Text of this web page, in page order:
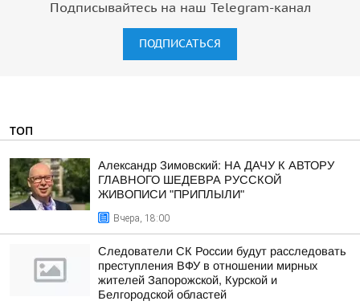
Подписывайтесь на наш Telegram-канал
ПОДПИСАТЬСЯ
ТОП
Александр Зимовский: НА ДАЧУ К АВТОРУ
ГЛАВНОГО ШЕДЕВРА РУССКОЙ
ЖИВОПИСИ "ПРИПЛЫЛИ"
Вчера, 18:00
Следователи СК России будут расследовать
преступления ВФУ в отношении мирных
жителей Запорожской, Курской и
Белгородской областей